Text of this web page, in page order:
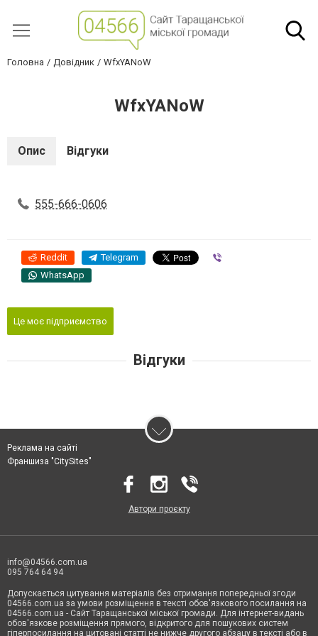
Головна Довідник WfxYANoW
WfxYANoW
Опис Відгуки
555-666-0606
Reddit Telegram
WhatsApp
Це моє підприємство
Відгуки
Реклама на сайті
Франшиза "CitySites"
Автори проєкту
info@04566.com.ua
095 764 64 94
Допускається цитування матеріалів без отримання попередньої згоди
04566.com.ua за умови розміщення в тексті обов'язкового посилання на
04566.com.ua - Cайт Таращанської міської громади. Для інтернет-видань
обов'язкове розміщення прямого, відкритого для пошукових систем
гіперпосилання на цитовані статті не нижче другого абзацу в тексті або в